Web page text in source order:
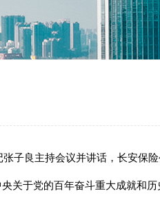
子良主持会议并讲话，长安保险
于党的百年奋斗重大成就和历